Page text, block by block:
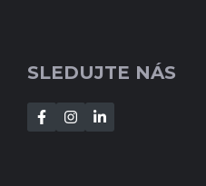
SLEDUJTE NÁS